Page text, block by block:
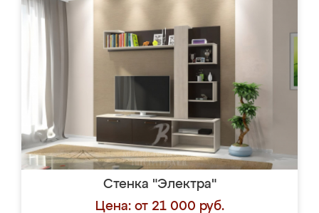
Стенка "Электра"
Цена: от 21 000 руб.